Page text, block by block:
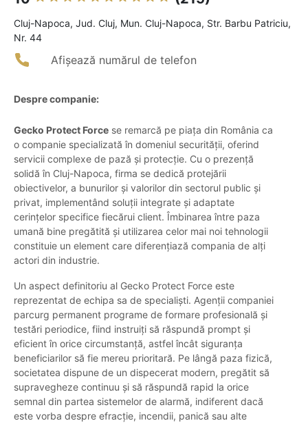
Cluj-Napoca, Jud. Cluj, Mun. Cluj-Napoca, Str. Barbu Patriciu,
Nr. 44
Afișează numărul de telefon
Despre companie:
Gecko Protect Force se remarcă pe piața din România ca
o companie specializată în domeniul securității, oferind
servicii complexe de pază și protecție. Cu o prezență
solidă în Cluj-Napoca, firma se dedică protejării
obiectivelor, a bunurilor și valorilor din sectorul public și
privat, implementând soluții integrate și adaptate
cerințelor specifice fiecărui client. Îmbinarea între paza
umană bine pregătită și utilizarea celor mai noi tehnologii
constituie un element care diferențiază compania de alți
actori din industrie.
Un aspect definitoriu al Gecko Protect Force este
reprezentat de echipa sa de specialiști. Agenții companiei
parcurg permanent programe de formare profesională și
testări periodice, fiind instruiți să răspundă prompt și
eficient în orice circumstanță, astfel încât siguranța
beneficiarilor să fie mereu prioritară. Pe lângă paza fizică,
societatea dispune de un dispecerat modern, pregătit să
supravegheze continuu și să răspundă rapid la orice
semnal din partea sistemelor de alarmă, indiferent dacă
este vorba despre efracție, incendii, panică sau alte